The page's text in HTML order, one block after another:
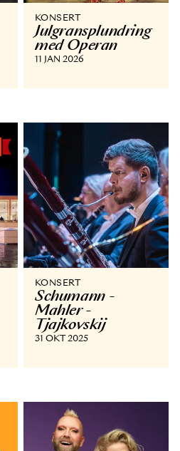
KONSERT
Julgransplundring
med Operan
11 JAN 2026
KONSERT
Schumann -
Mahler -
Tjajkovskij
31 OKT 2025